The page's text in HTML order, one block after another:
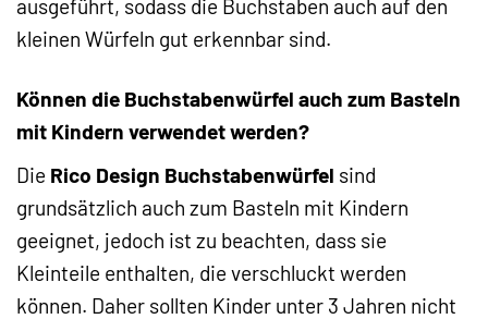
ausgeführt, sodass die Buchstaben auch auf den
kleinen Würfeln gut erkennbar sind.
Können die Buchstabenwürfel auch zum Basteln
mit Kindern verwendet werden?
Die Rico Design Buchstabenwürfel sind
grundsätzlich auch zum Basteln mit Kindern
geeignet, jedoch ist zu beachten, dass sie
Kleinteile enthalten, die verschluckt werden
können. Daher sollten Kinder unter 3 Jahren nicht